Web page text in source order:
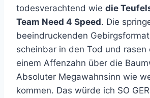
todesverachtend wie die
Team Need 4 Speed. Die
beeindruckenden
scheinbar in den Tod und rasen
einem Affenzahn über die
Absoluter Megawahnsinn wie
kommen. Das würde ich SO